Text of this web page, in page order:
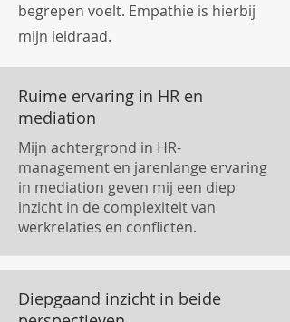
begrepen voelt. Empathie is hierbij
mijn leidraad.
Ruime ervaring in HR en
mediation
Mijn achtergrond in HR-
management en jarenlange ervaring
in mediation geven mij een diep
inzicht in de complexiteit van
werkrelaties en conflicten.
Diepgaand inzicht in beide